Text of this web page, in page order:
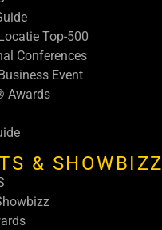
Top-500
Conferences
Event
Awards
& SHOWBIZZ